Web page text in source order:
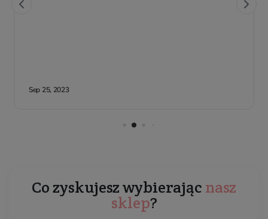
Co zyskujesz wybierając nasz
sklep?